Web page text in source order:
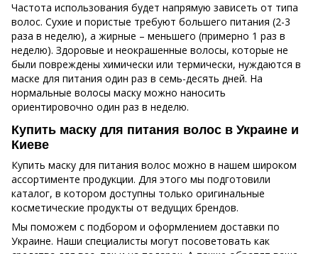
Частота использования будет напрямую зависеть от типа
волос. Сухие и пористые требуют большего питания (2-3
раза в неделю), а жирные – меньшего (примерно 1 раз в
неделю). Здоровые и неокрашенные волосы, которые не
были повреждены химически или термически, нуждаются в
маске для питания один раз в семь-десять дней. На
нормальные волосы маску можно наносить
ориентировочно один раз в неделю.
Купить маску для питания волос в Украине и
Киеве
Купить маску для питания волос можно в нашем широком
ассортименте продукции. Для этого мы подготовили
каталог, в котором доступны только оригинальные
косметические продукты от ведущих брендов.
Мы поможем с подбором и оформлением доставки по
Украине. Наши специалисты могут посоветовать как